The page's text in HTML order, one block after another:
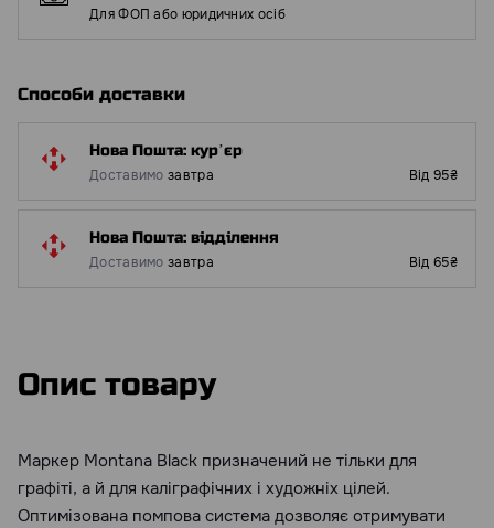
Для ФОП або юридичних осіб
Способи доставки
Нова Пошта: курʼєр
Доставимо завтра Від 95₴
Нова Пошта: відділення
Доставимо завтра Від 65₴
Опис товару
Маркер Montana Black призначений не тільки для
графіті, а й для каліграфічних і художніх цілей.
Оптимізована помпова система дозволяє отримувати